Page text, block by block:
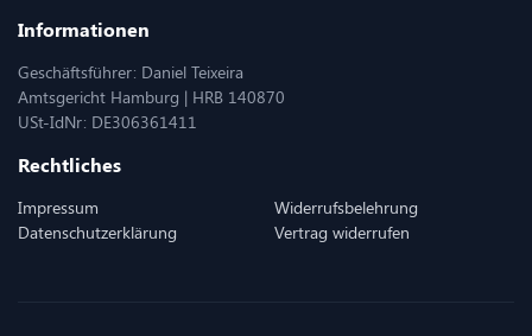
Informationen
Geschäftsführer: Daniel Teixeira
Amtsgericht Hamburg | HRB 140870
USt-IdNr: DE306361411
Rechtliches
Impressum
Datenschutzerklärung
Widerrufsbelehrung
Vertrag widerrufen